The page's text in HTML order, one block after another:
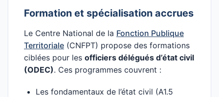
Formation et spécialisation accrues
Le Centre National de la Fonction Publique
Territoriale (CNFPT) propose des formations
ciblées pour les officiers délégués d’état civil
(ODEC). Ces programmes couvrent :
Les fondamentaux de l’état civil (A1.5